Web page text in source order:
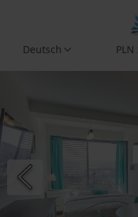
Deutsch PLN